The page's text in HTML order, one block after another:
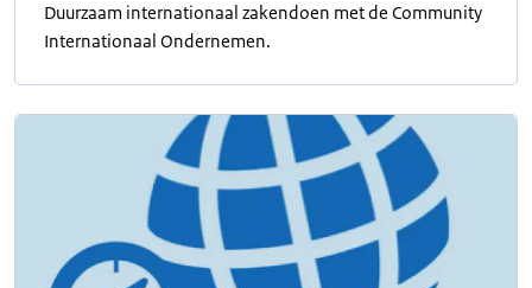
Duurzaam internationaal zakendoen met de Community
Internationaal Ondernemen.